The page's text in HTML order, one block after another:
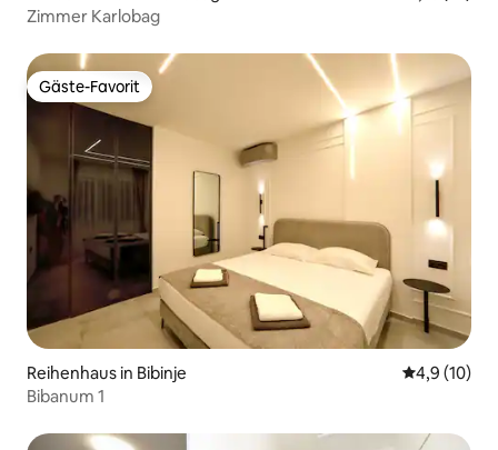
Zimmer Karlobag
Gäste-Favorit
Gäste-Favorit
Reihenhaus in Bibinje
4,9 (10)
Bibanum 1